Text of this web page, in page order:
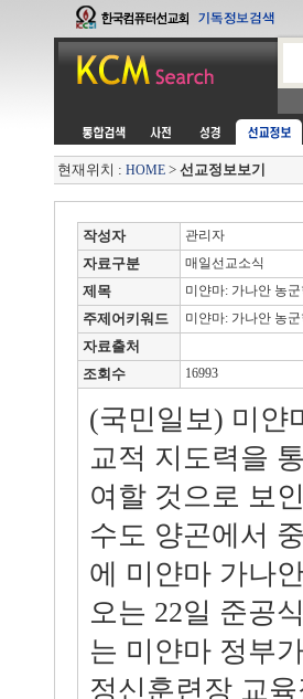
현재위치 : HOME > 선교정보보기
작성자 관리자
자료구분
매일선교소식
제목
미얀마: 가나안 농
주제어키워드 미얀마: 가나안 농
자료출처
조회수
16993
(국민일보) 미얀
교적 지도력을
여할 것으로 보
수도 양곤에서
에 미얀마 가나
오는 22일 준공
는 미얀마 정부
정신훈련장 교